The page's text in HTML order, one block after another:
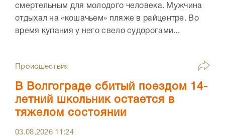
смертельным для молодого человека. Мужчина
отдыхал на «кошачьем» пляже в райцентре. Во
время купания у него свело судорогами...
Происшествия
В Волгограде сбитый поездом 14-
летний школьник остается в
тяжелом состоянии
03.08.2026 11:24